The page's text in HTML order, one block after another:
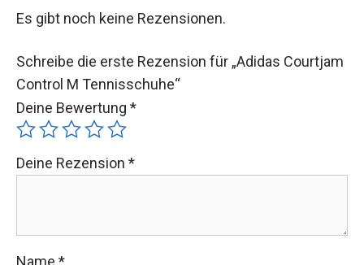
Es gibt noch keine Rezensionen.
Schreibe die erste Rezension für „Adidas Courtjam
Control M Tennisschuhe“
Deine Bewertung *
Deine Rezension *
Name *